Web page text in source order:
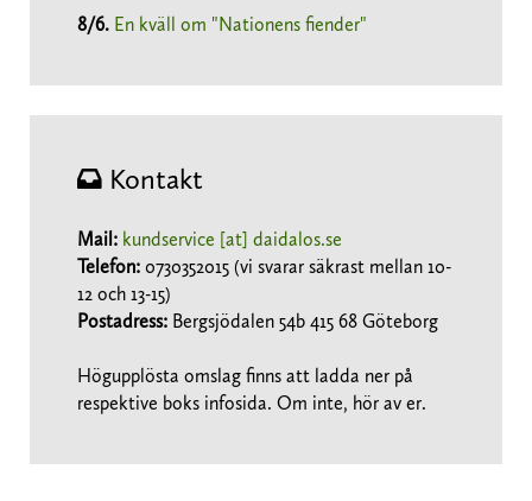
8/6. En kväll om "Nationens fiender"
Kontakt
Mail: kundservice [at] daidalos.se
Telefon: 0730352015 (vi svarar säkrast mellan 10-
12 och 13-15)
Postadress: Bergsjödalen 54b 415 68 Göteborg
Högupplösta omslag finns att ladda ner på
respektive boks infosida. Om inte, hör av er.